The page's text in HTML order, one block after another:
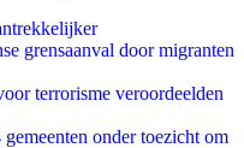
grensaanval door migranten
terrorisme veroordeelden
onder toezicht om